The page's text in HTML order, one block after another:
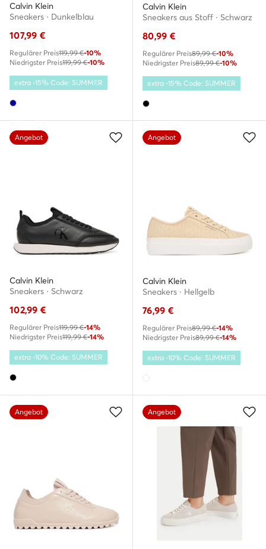
Calvin Klein
Sneakers · Dunkelblau
107,99 €
Regulärer Preis119,99 €-10%
Niedrigster Preis119,99 €-10%
extra -15% Code: SUMMER
Calvin Klein
Sneakers aus Stoff · Schwarz
80,99 €
Regulärer Preis89,99 €-10%
Niedrigster Preis89,99 €-10%
extra -15% Code: SUMMER
Angebot
Calvin Klein
Sneakers · Schwarz
102,99 €
Regulärer Preis119,99 €-14%
Niedrigster Preis119,99 €-14%
extra -10% Code: SUMMER
Angebot
Calvin Klein
Sneakers · Hellgelb
76,99 €
Regulärer Preis89,99 €-14%
Niedrigster Preis89,99 €-14%
extra -10% Code: SUMMER
Angebot Angebot